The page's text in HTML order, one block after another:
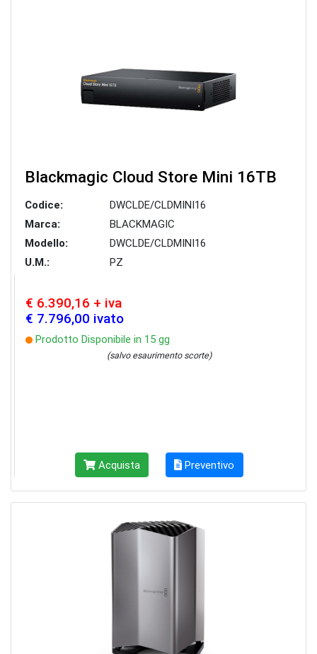
Blackmagic Cloud Store Mini 16TB
Codice:
DWCLDE/CLDMINI16
Marca:
BLACKMAGIC
Modello:
DWCLDE/CLDMINI16
U.M.:
PZ
€ 6.390,16 + iva
€ 7.796,00 ivato
Prodotto Disponibile in 15 gg
(salvo esaurimento scorte)
Acquista Preventivo